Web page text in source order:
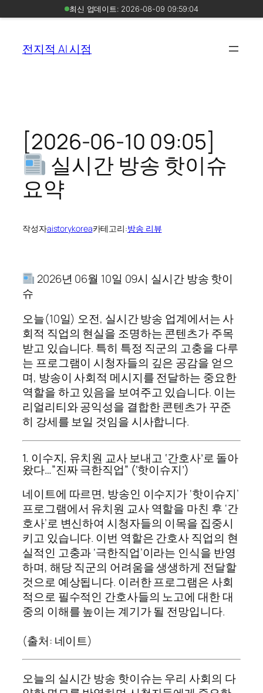
전지적 AI 시점
[2026-06-10 09:05]
실시간 방송 핫이슈
요약
작성자aistorykorea카테고리:방송 리뷰
2026년 06월 10일 09시 실시간 방송 핫이
슈
오늘(10일) 오전, 실시간 방송 업계에서는 사
회적 직업의 현실을 조명하는 콘텐츠가 주목
받고 있습니다. 특히 특정 직군의 고충을 다루
는 프로그램이 시청자들의 깊은 공감을 얻으
며, 방송이 사회적 메시지를 전달하는 중요한
역할을 하고 있음을 보여주고 있습니다. 이는
리얼리티와 공익성을 결합한 콘텐츠가 꾸준
히 강세를 보일 것임을 시사합니다.
1. 이수지, 유치원 교사 보내고 ‘간호사’로 돌아
왔다…”진짜 극한직업” (‘핫이슈지’)
네이트에 따르면, 방송인 이수지가 ‘핫이슈지’
프로그램에서 유치원 교사 역할을 마친 후 ‘간
호사’로 변신하여 시청자들의 이목을 집중시
키고 있습니다. 이번 역할은 간호사 직업의 현
실적인 고충과 ‘극한직업’이라는 인식을 반영
하며, 해당 직군의 어려움을 생생하게 전달할
것으로 예상됩니다. 이러한 프로그램은 사회
적으로 필수적인 간호사들의 노고에 대한 대
중의 이해를 높이는 계기가 될 전망입니다.
(출처: 네이트)
오늘의 실시간 방송 핫이슈는 우리 사회의 다
최신 업데이트: 2026-08-09 09:59:04